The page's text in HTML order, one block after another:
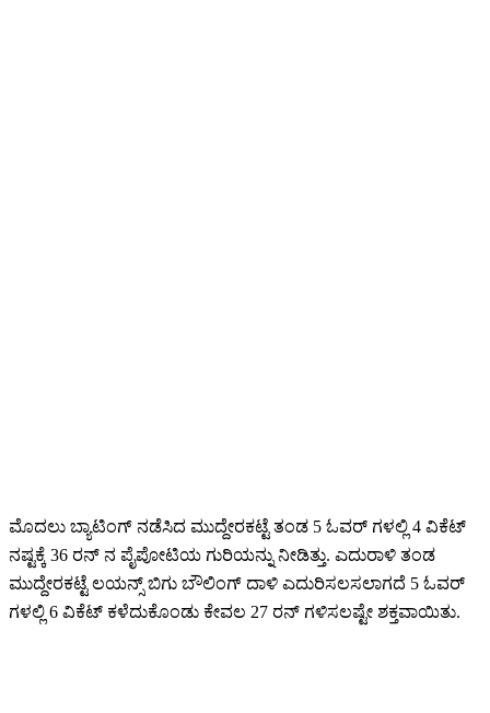
ಮೊದಲು ಬ್ಯಾಟಿಂಗ್ ನಡೆಸಿದ ಮುದ್ದೇರಕಟ್ಟೆ ತಂಡ 5 ಓವರ್ ಗಳಲ್ಲಿ 4 ವಿಕೆಟ್
ನಷ್ಟಕ್ಕೆ 36 ರನ್ ನ ಪೈಪೋಟಿಯ ಗುರಿಯನ್ನು ನೀಡಿತ್ತು. ಎದುರಾಳಿ ತಂಡ
ಮುದ್ದೇರಕಟ್ಟೆ ಲಯನ್ಸ್ ಬಿಗು ಬೌಲಿಂಗ್ ದಾಳಿ ಎದುರಿಸಲಸಲಾಗದೆ 5 ಓವರ್
ಗಳಲ್ಲಿ 6 ವಿಕೆಟ್ ಕಳೆದುಕೊಂಡು ಕೇವಲ 27 ರನ್ ಗಳಿಸಲಷ್ಟೇ ಶಕ್ತವಾಯಿತು.